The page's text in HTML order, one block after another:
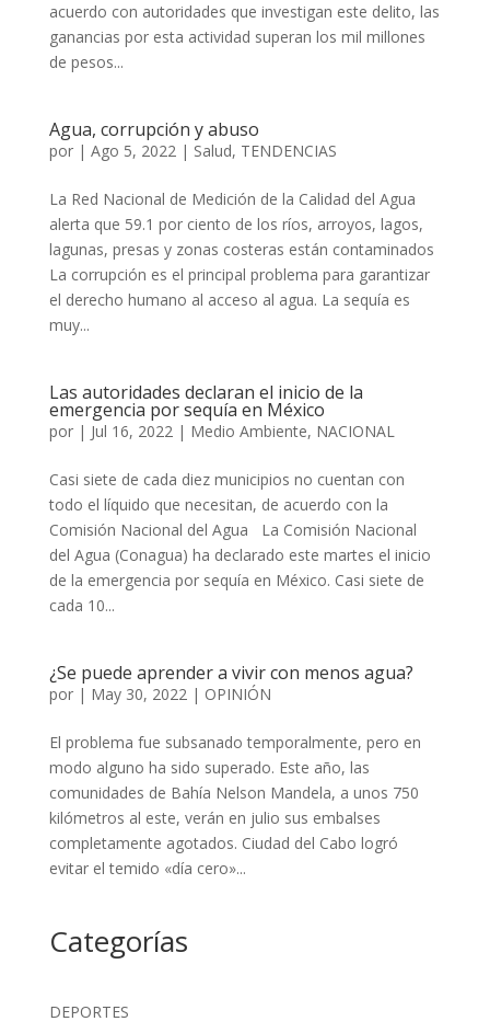
acuerdo con autoridades que investigan este delito, las
ganancias por esta actividad superan los mil millones
de pesos...
Agua, corrupción y abuso
por | Ago 5, 2022| Salud, TENDENCIAS
La Red Nacional de Medición de la Calidad del Agua
alerta que 59.1 por ciento de los ríos, arroyos, lagos,
lagunas, presas y zonas costeras están contaminados
La corrupción es el principal problema para garantizar
el derecho humano al acceso al agua. La sequía es
muy...
Las autoridades declaran el inicio de la
emergencia por sequía en México
por | Jul 16, 2022| Medio Ambiente, NACIONAL
Casi siete de cada diez municipios no cuentan con
todo el líquido que necesitan, de acuerdo con la
Comisión Nacional del Agua La Comisión Nacional
del Agua (Conagua) ha declarado este martes el inicio
de la emergencia por sequía en México. Casi siete de
cada 10...
¿Se puede aprender a vivir con menos agua?
por | May 30, 2022| OPINIÓN
El problema fue subsanado temporalmente, pero en
modo alguno ha sido superado. Este año, las
comunidades de Bahía Nelson Mandela, a unos 750
kilómetros al este, verán en julio sus embalses
completamente agotados. Ciudad del Cabo logró
evitar el temido «día cero»...
Categorías
DEPORTES